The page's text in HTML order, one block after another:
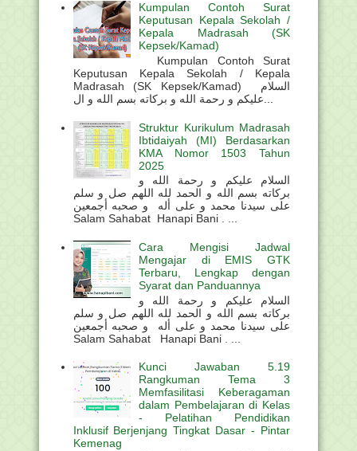
Kumpulan Contoh Surat
Keputusan Kepala Sekolah /
Kepala Madrasah (SK
Kepsek/Kamad)
Kumpulan Contoh Surat
Keputusan Kepala Sekolah / Kepala
Madrasah (SK Kepsek/Kamad) السلام
Struktur Kurikulum Madrasah
Ibtidaiyah (MI) Berdasarkan
KMA Nomor 1503 Tahun
2025
السلام عليكم و رحمة الله و
بركاته بسم الله و الحمد لله اللهم صل و سلم
على سيدنا محمد و على أله و صحبه أجمعين
Salam Sahabat Hanapi Bani . ...
Cara Mengisi Jadwal
Mengajar di EMIS GTK
Terbaru, Lengkap dengan
Syarat dan Panduannya
السلام عليكم و رحمة الله و
بركاته بسم الله و الحمد لله اللهم صل و سلم
على سيدنا محمد و على أله و صحبه أجمعين
Salam Sahabat Hanapi Bani . ...
Kunci Jawaban 5.19
Rangkuman Tema 3
Memfasilitasi Keberagaman
dalam Pembelajaran di Kelas
- Pelatihan Pendidikan
Inklusif Berjenjang Tingkat Dasar - Pintar
Kemenag